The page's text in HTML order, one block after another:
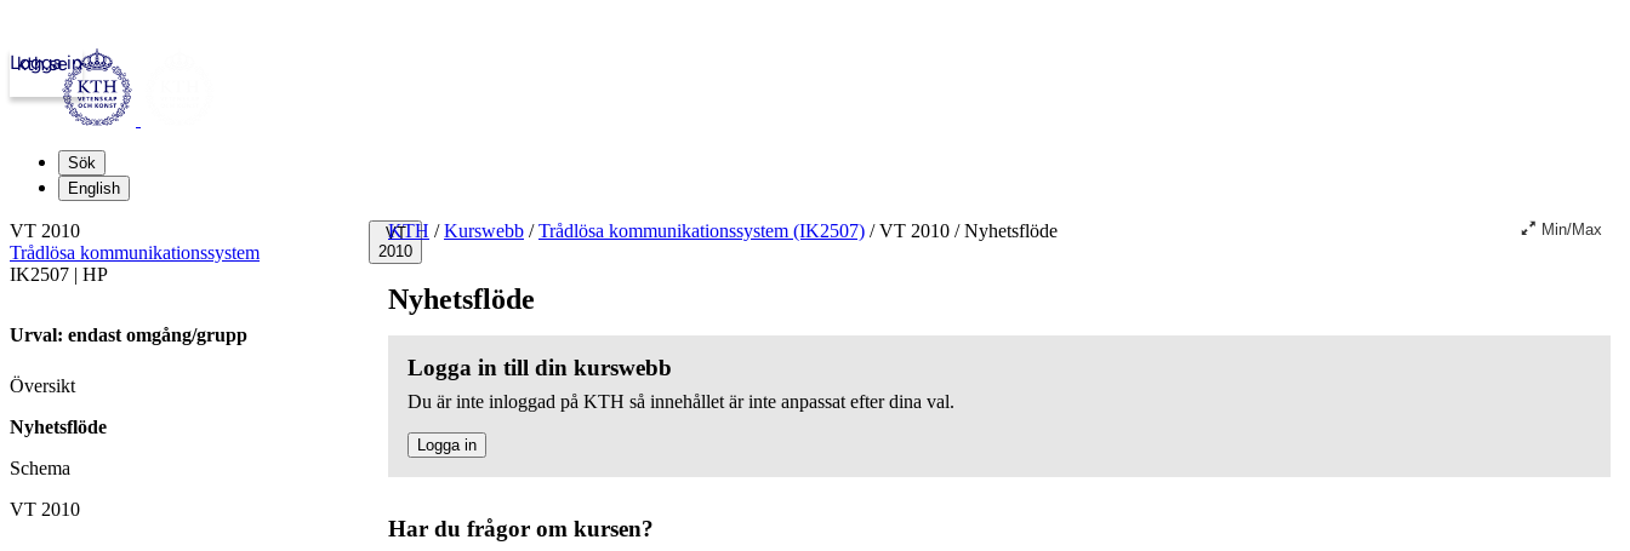
kth.se
Logga in
Sök
English
VT
2010
KTH / Kurswebb / Trådlösa kommunikationssystem (IK2507) /VT 2010 /Nyhetsflöde Min/Max
Nyhetsflöde
Logga in till din kurswebb
Du är inte inloggad på KTH så innehållet är inte anpassat efter dina val.
Logga in
Har du frågor om kursen?
VT 2010
Trådlösa kommunikationssystem
IK2507 | HP
Urval: endast omgång/grupp
Översikt
Nyhetsflöde
Schema
VT 2010